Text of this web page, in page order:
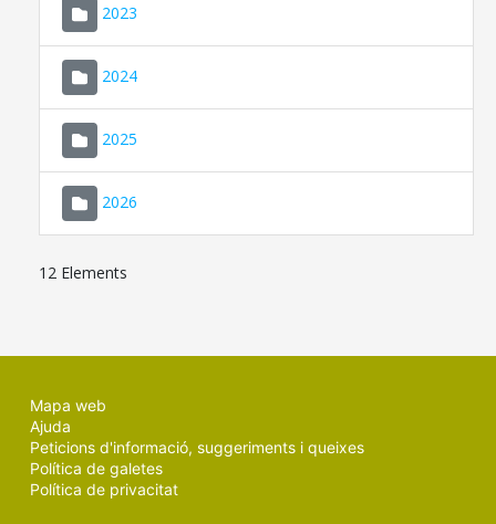
2023
2024
2025
2026
12 Elements
Mapa web
Ajuda
Peticions d'informació, suggeriments i queixes
Política de galetes
Política de privacitat